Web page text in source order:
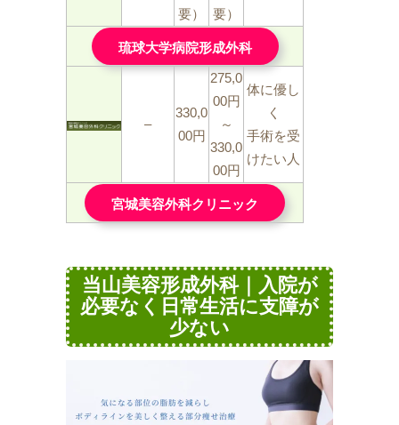
要）
要）
琉球大学病院形成外科
–
330,0
00円
275,0
00円
～
330,0
00円
体に優し
く
手術を受
けたい人
宮城美容外科クリニック
当山美容形成外科｜入院が
必要なく日常生活に支障が
少ない